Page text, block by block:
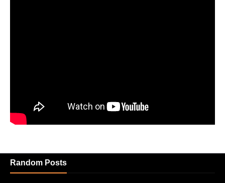
Random Posts